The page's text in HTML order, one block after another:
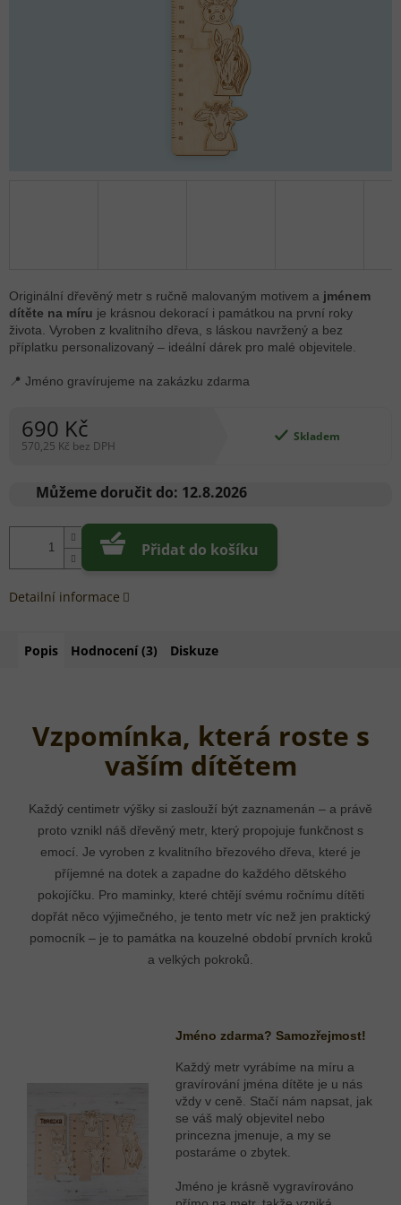
690 Kč
570,25 Kč bez DPH
cena:
Skladem
Můžeme doručit do: 12.8.2026
Přidat do košíku
Originální dřevěný metr s ručně malovaným motivem a jménem
dítěte na míru je krásnou dekorací i památkou na první roky
života. Vyroben z kvalitního dřeva, s láskou navržený a bez
příplatku personalizovaný – ideální dárek pro malé objevitele.
📍 Jméno gravírujeme na zakázku zdarma
Detailní informace
Popis Hodnocení (3) Diskuze
Vzpomínka, která roste s
vaším dítětem
Každý centimetr výšky si zaslouží být zaznamenán – a právě
proto vznikl náš dřevěný metr, který propojuje funkčnost s
emocí. Je vyroben z kvalitního březového dřeva, které je
příjemné na dotek a zapadne do každého dětského
pokojíčku. Pro maminky, které chtějí svému ročnímu dítěti
dopřát něco výjimečného, je tento metr víc než jen praktický
pomocník – je to památka na kouzelné období prvních kroků
a velkých pokroků.
Jméno zdarma? Samozřejmost!
Každý metr vyrábíme na míru a
gravírování jména dítěte je u nás
vždy v ceně. Stačí nám napsat, jak
se váš malý objevitel nebo
princezna jmenuje, a my se
postaráme o zbytek.
Jméno je krásně vygravírováno